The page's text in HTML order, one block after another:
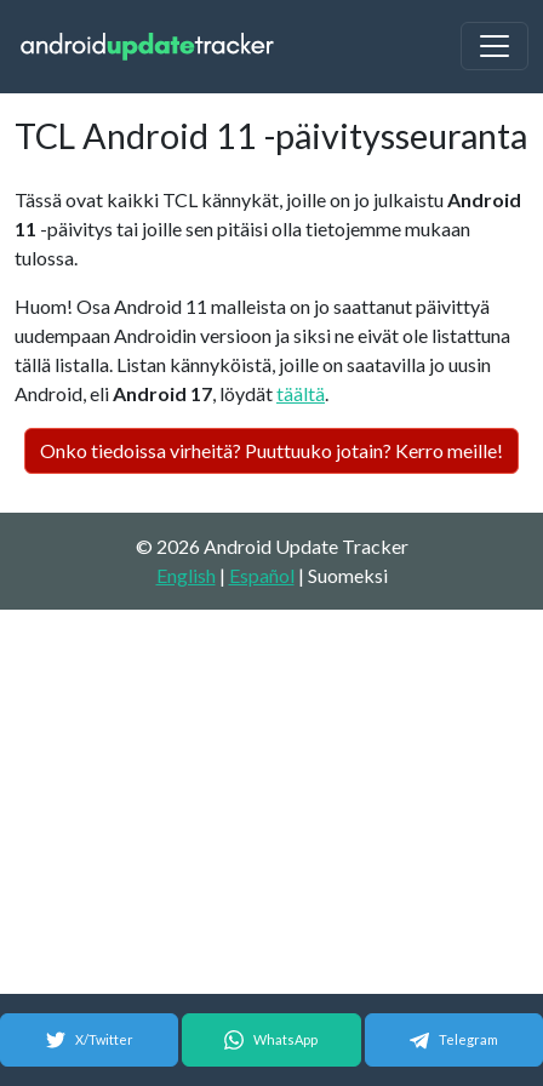
TCL Android 11 -päivitysseuranta
Tässä ovat kaikki TCL kännykät, joille on jo julkaistuAndroid
11 -päivitys tai joille sen pitäisi olla tietojemme mukaan
tulossa.
Huom! Osa Android 11 malleista on jo saattanut päivittyä
uudempaan Androidin versioon ja siksi ne eivät ole listattuna
tällä listalla. Listan kännyköistä, joille on saatavilla jo uusin
Android, eliAndroid 17, löydättäältä.
Onko tiedoissa virheitä? Puuttuuko jotain? Kerro meille!
© 2026 Android Update Tracker
English | Español | Suomeksi
X/Twitter WhatsApp Telegram